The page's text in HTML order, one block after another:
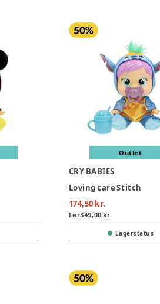
Outlet
CRY BABIES
Loving care Stitch
174,50 kr.
Før349,00 kr.
Lagerstatus